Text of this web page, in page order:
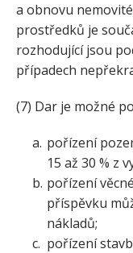
a obnovu
prostředků je
rozhodující jsou
případech
(7) Dar je možné
pořízení
15 až 30 % z
pořízení
příspěvku
nákladů;
pořízení